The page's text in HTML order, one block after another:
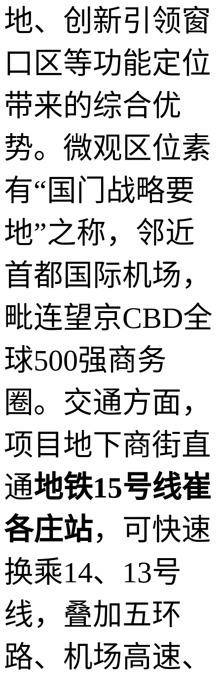
地、创新引领窗
口区等功能定位
带来的综合优
势。微观区位素
有“国门战略要
地”之称，邻近
首都国际机场，
毗连望京CBD全
球500强商务
圈。交通方面，
项目地下商街直
通地铁15号线崔
各庄站，可快速
换乘14、13号
线，叠加五环
路、机场高速、